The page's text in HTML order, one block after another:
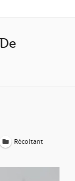
Récoltant